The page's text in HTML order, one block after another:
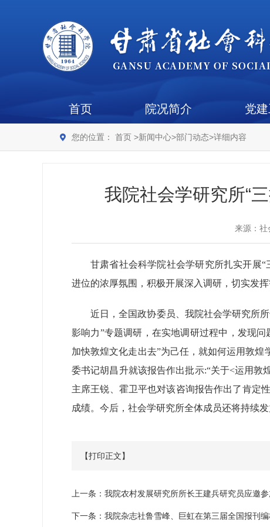
首页 院况简介 党
您的位置： 首页 >新闻中心>部门动态>详细内容
我院社会学研究所“
来源： 社
甘肃省社会科学院社会学研究所扎实开展
进位的浓厚氛围，积极开展深入调研，切实发
近日，全国政协委员、我院社会学研究所
影响力”专题调研，在实地调研过程中，发现
加快敦煌文化走出去”为己任，就如何运用敦
委书记胡昌升就该报告作出批示:“关于<运用敦
主席王锐、霍卫平也对该咨询报告作出了肯定
成绩。今后，社会学研究所全体成员还将持续
【打印正文】
上一条： 我院农村发展研究所所长王建兵研究员应邀
下一条： 我院杂志社鲁雪峰、巨虹在第三届全国报刊